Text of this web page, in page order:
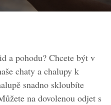
a pohodu? Chcete být v
chaty a chalupy k
snadno skloubíte
na dovolenou odjet s